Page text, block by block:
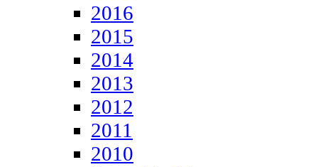
2016
2015
2014
2013
2012
2011
2010